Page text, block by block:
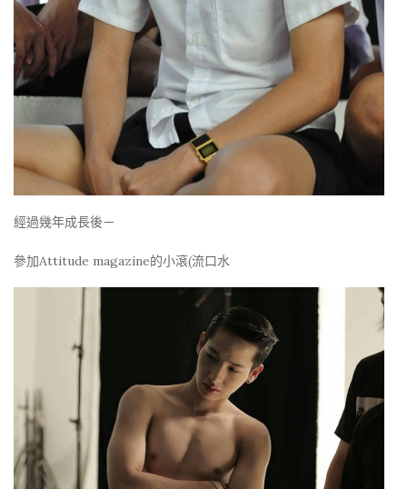
經過幾年成長後－
參加Attitude magazine的小滾(流口水